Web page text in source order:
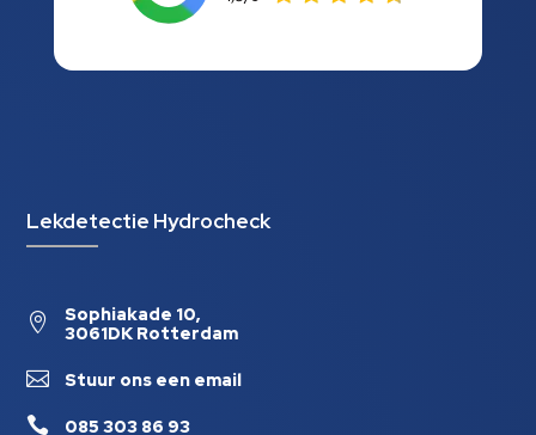
Lekdetectie Hydrocheck

Sophiakade 10,
3061DK Rotterdam
 Stuur ons een email
 085 303 86 93